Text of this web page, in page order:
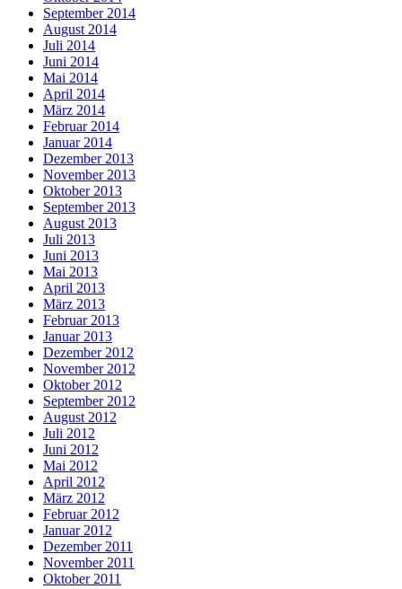
September 2014
August 2014
Juli 2014
Juni 2014
Mai 2014
April 2014
März 2014
Februar 2014
Januar 2014
Dezember 2013
November 2013
Oktober 2013
September 2013
August 2013
Juli 2013
Juni 2013
Mai 2013
April 2013
März 2013
Februar 2013
Januar 2013
Dezember 2012
November 2012
Oktober 2012
September 2012
August 2012
Juli 2012
Juni 2012
Mai 2012
April 2012
März 2012
Februar 2012
Januar 2012
Dezember 2011
November 2011
Oktober 2011